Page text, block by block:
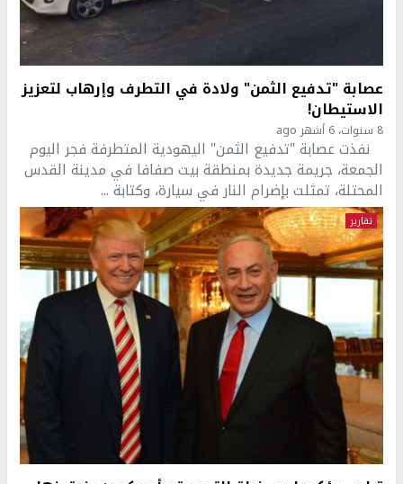
عصابة "تدفيع الثمن" ولادة في التطرف وإرهاب لتعزيز
الاستيطان!
8 سنوات، 6 أشهر ago
نفذت عصابة "تدفيع الثمن" اليهودية المتطرفة فجر اليوم
الجمعة، جريمة جديدة بمنطقة بيت صفافا في مدينة القدس
المحتلة، تمثلت بإضرام النار في سيارة، وكتابة ...
تقارير